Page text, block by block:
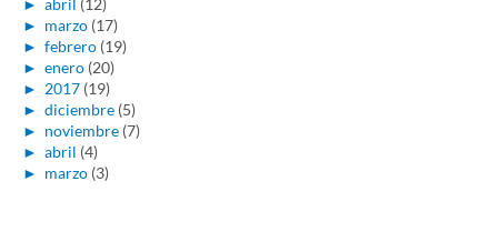
► marzo (17)
► febrero (19)
► enero (20)
► 2017 (19)
► diciembre (5)
► noviembre (7)
► abril (4)
► marzo (3)